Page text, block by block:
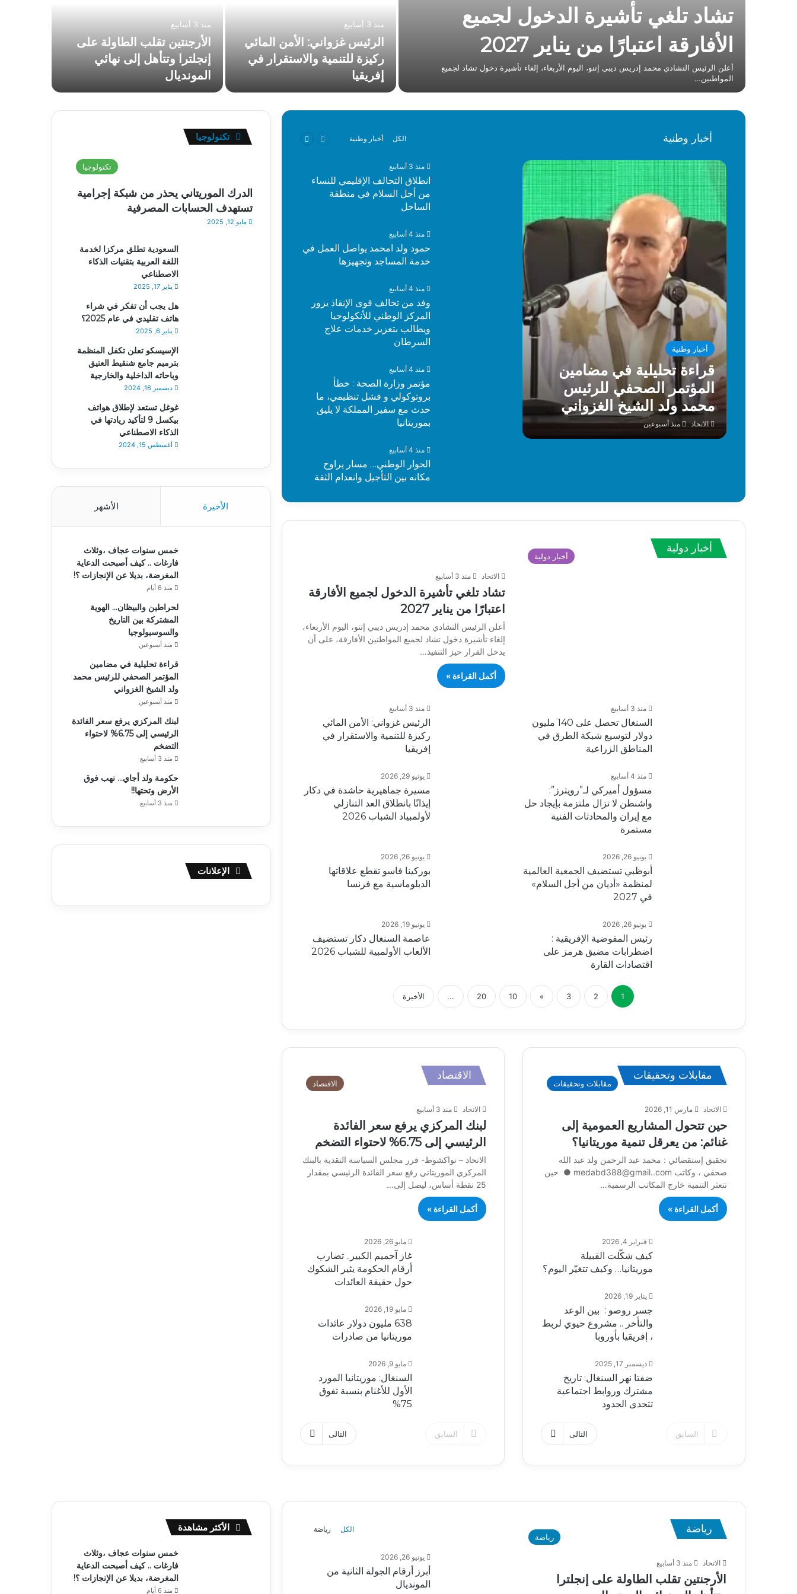
تشاد تلغي تأشيرة الدخول لجميع
الأفارقة اعتبارًا من يناير 2027
أعلن الرئيس التشادي محمد إدريس ديبي إتنو، اليوم الأربعاء، إلغاء تأشيرة دخول تشاد لجميع
المواطنين…
منذ 3 أسابيع
الرئيس غزواني: الأمن المائي
ركيزة للتنمية والاستقرار في
إفريقيا
منذ 3 أسابيع
الأرجنتين تقلب الطاولة على
إنجلترا وتتأهل إلى نهائي
المونديال
أخبار وطنية الكل أخبار وطنية
الصفحة
أخبار وطنية
قراءة تحليلية في مضامين
المؤتمر الصحفي للرئيس
محمد ولد الشيخ الغزواني
الاتحاد منذ أسبوعين
منذ 3 أسابيع
انطلاق التحالف الإقليمي للنساء
من أجل السلام في منطقة
الساحل
منذ 4 أسابيع
حمود ولد امحمد يواصل العمل في
خدمة المساجد وتجهيزها
منذ 4 أسابيع
وفد من تحالف قوى الإنقاذ يزور
المركز الوطني للأنكولوجيا
ويطالب بتعزيز خدمات علاج
السرطان
منذ 4 أسابيع
مؤتمر وزارة الصحة : خطأ
بروتوكولي و فشل تنظيمي، ما
حدث مع سفير المملكة لا يليق
بموريتانيا
منذ 4 أسابيع
الحوار الوطني… مسار يراوح
مكانه بين التأجيل وانعدام الثقة
أخبار دولية
أخبار دولية
الاتحاد منذ 3 أسابيع
تشاد تلغي تأشيرة الدخول لجميع الأفارقة
اعتبارًا من يناير 2027
أعلن الرئيس التشادي محمد إدريس ديبي إتنو، اليوم الأربعاء،
إلغاء تأشيرة دخول تشاد لجميع المواطنين الأفارقة، على أن
يدخل القرار حيز التنفيذ…
أكمل القراءة »
منذ 3 أسابيع
السنغال تحصل على 140 مليون
دولار لتوسيع شبكة الطرق في
المناطق الزراعية
منذ 3 أسابيع
الرئيس غزواني: الأمن المائي
ركيزة للتنمية والاستقرار في
إفريقيا
منذ 4 أسابيع
مسؤول أميركي لـ”رويترز”:
واشنطن لا تزال ملتزمة بإيجاد حل
مع إيران والمحادثات الفنية
مستمرة
يونيو 29, 2026
مسيرة جماهيرية حاشدة في دكار
إيذانًا بانطلاق العد التنازلي
لأولمبياد الشباب 2026
يونيو 26, 2026
أبوظبي تستضيف الجمعية العالمية
لمنظمة «أديان من أجل السلام»
في 2027
يونيو 26, 2026
بوركينا فاسو تقطع علاقاتها
الدبلوماسية مع فرنسا
يونيو 26, 2026
رئيس المفوضية الإفريقية :
اضطرابات مضيق هرمز على
اقتصادات القارة
يونيو 19, 2026
عاصمة السنغال دكار تستضيف
الألعاب الأولمبية للشباب 2026
1
2
3
»
10
20
... الأخيرة
مقابلات وتحقيقات
مقابلات وتحقيقات
الاتحاد مارس 11, 2026
حين تتحول المشاريع العمومية إلى
غنائم: من يعرقل تنمية موريتانيا؟
تجقيق إستقصائي : محمد عبد الرحمن ولد عبد الله
صحفي ، وكاتب medabd388@gmail..com ● حين
تتعثر التنمية خارج المكاتب الرسمية…
أكمل القراءة »
فبراير 4, 2026
كيف شكّلت القبيلة
موريتانيا… وكيف تتغيّر اليوم؟
يناير 19, 2026
جسر روصو : بين الوعد
والتأخر .. مشروع حيوي لربط
، إفريقيا بأوروبا
ديسمبر 17, 2025
ضفتا نهر السنغال: تاريخ
مشترك وروابط اجتماعية
تتحدى الحدود
السابق التالى
الاقتصاد
الاقتصاد
الاتحاد منذ 3 أسابيع
لبنك المركزي يرفع سعر الفائدة
الرئيسي إلى 6.75% لاحتواء التضخم
الاتحاد – نواكشوط- قرر مجلس السياسة النقدية بالبنك
المركزي الموريتاني رفع سعر الفائدة الرئيسي بمقدار
25 نقطة أساس، ليصل إلى…
أكمل القراءة »
مايو 26, 2026
غاز آحميم الكبير.. تضارب
أرقام الحكومة يثير الشكوك
حول حقيقة العائدات
مايو 19, 2026
638 مليون دولار عائدات
موريتانيا من صادرات
مايو 9, 2026
السنغال: موريتانيا المورد
الأول للأغنام بنسبة تفوق
75%
السابق التالى
تكنولوجيا
تكنولوجيا
الدرك الموريتاني يحذر من شبكة إجرامية
تستهدف الحسابات المصرفية
مايو 12, 2025
السعودية تطلق مركزا لخدمة
اللغة العربية بتقنيات الذكاء
الاصطناعي
يناير 17, 2025
هل يجب أن تفكر في شراء
هاتف تقليدي في عام 2025؟
يناير 6, 2025
الإسيسكو تعلن تكفل المنظمة
بترميم جامع شنقيط العتيق
وباحاته الداخلية والخارجية
ديسمبر 16, 2024
غوغل تستعد لإطلاق هواتف
بيكسل 9 لتأكيد ريادتها في
الذكاء الاصطناعي
أغسطس 15, 2024
الأخيرة الأشهر
خمس سنوات عجاف ،وثلاث
فارغات .. كيف أصبحت الدعاية
المغرضة، بديلا عن الإنجازات ؟!
منذ 6 أيام
لحراطين والبيظان… الهوية
المشتركة بين التاريخ
والسوسيولوجيا
منذ أسبوعين
قراءة تحليلية في مضامين
المؤتمر الصحفي للرئيس محمد
ولد الشيخ الغزواني
منذ أسبوعين
لبنك المركزي يرفع سعر الفائدة
الرئيسي إلى 6.75% لاحتواء
التضخم
منذ 3 أسابيع
حكومة ولد أجاي… نهب فوق
الأرض وتحتها!!
منذ 3 أسابيع
الإعلانات
رياضة الكل رياضة
رياضة
الاتحاد منذ 3 أسابيع
الأرجنتين تقلب الطاولة على إنجلترا
يونيو 26, 2026
أبرز أرقام الجولة الثانية من
المونديال
الأكثر مشاهدة
خمس سنوات عجاف ،وثلاث
فارغات .. كيف أصبحت الدعاية
المغرضة، بديلا عن الإنجازات ؟!
منذ 6 أيام